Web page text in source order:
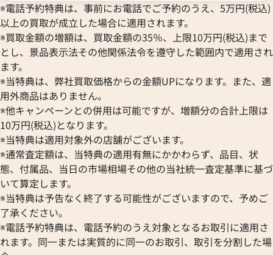
※電話予約特典は、事前にお電話でご予約のうえ、5万円(税込)
以上の買取が成立した場合に適用されます。
※買取金額の増額は、買取金額の35％、上限10万円(税込)まで
とし、景品表示法その他関係法令を遵守した範囲内で適用され
ます。
※当特典は、弊社買取価格からの金額UPになります。また、適
用外商品はありません。
※他キャンペーンとの併用は可能ですが、増額分の合計上限は
10万円(税込)となります。
※当特典は適用対象外の店舗がございます。
※通常査定額は、当特典の適用有無にかかわらず、品目、状
態、付属品、当日の市場相場その他の当社統一査定基準に基づ
いて算定します。
※当特典は予告なく終了する可能性がございますので、予めご
了承ください。
※電話予約特典は、電話予約のうえ対象となるお取引に適用さ
れます。同一または実質的に同一のお取引、取引を分割した場